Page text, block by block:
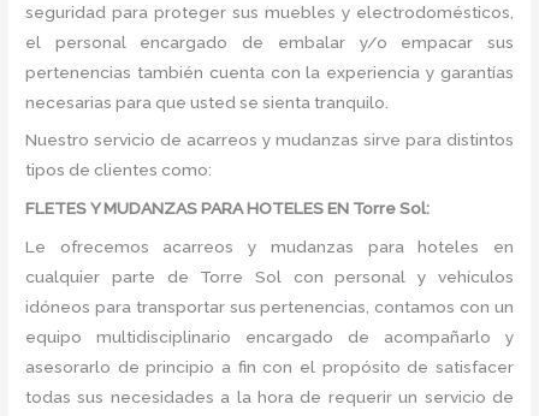
seguridad para proteger sus muebles y electrodomésticos,
el personal encargado de embalar y/o empacar sus
pertenencias también cuenta con la experiencia y garantías
necesarias para que usted se sienta tranquilo.
Nuestro servicio de acarreos y mudanzas sirve para distintos
tipos de clientes como:
FLETES Y MUDANZAS PARA HOTELES EN Torre Sol:
Le ofrecemos acarreos y mudanzas para hoteles en
cualquier parte de Torre Sol con personal y vehículos
idóneos para transportar sus pertenencias, contamos con un
equipo multidisciplinario encargado de acompañarlo y
asesorarlo de principio a fin con el propósito de satisfacer
todas sus necesidades a la hora de requerir un servicio de